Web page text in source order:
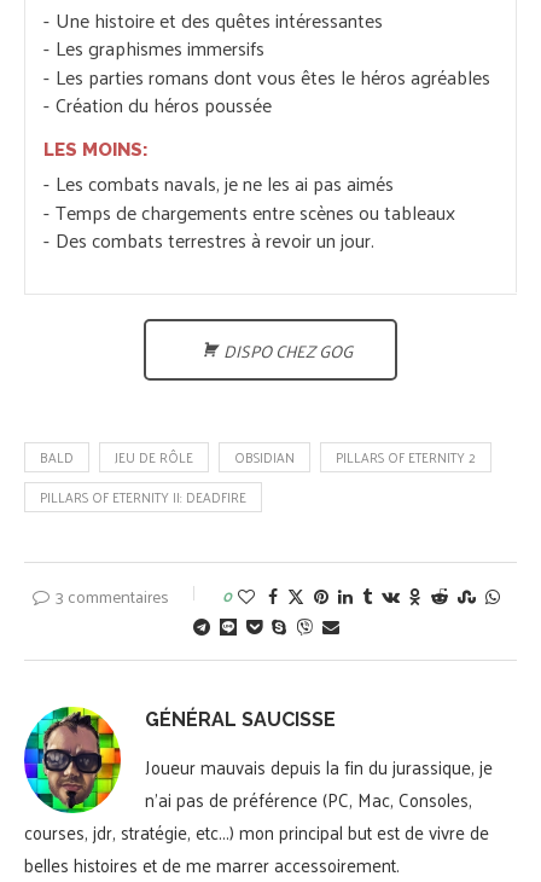
Une histoire et des quêtes intéressantes
Les graphismes immersifs
Les parties romans dont vous êtes le héros agréables
Création du héros poussée
LES MOINS:
Les combats navals, je ne les ai pas aimés
Temps de chargements entre scènes ou tableaux
Des combats terrestres à revoir un jour.
DISPO CHEZ GOG
BALD JEU DE RÔLE OBSIDIAN
PILLARS OF ETERNITY 2
PILLARS OF ETERNITY II: DEADFIRE
3 commentaires 0
GÉNÉRAL SAUCISSE
Joueur mauvais depuis la fin du jurassique, je
n'ai pas de préférence (PC, Mac, Consoles,
courses, jdr, stratégie, etc...) mon principal but est de vivre de
belles histoires et de me marrer accessoirement.